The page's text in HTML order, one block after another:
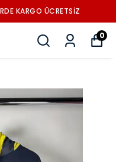
KARGO ÜCRETSİZ
0